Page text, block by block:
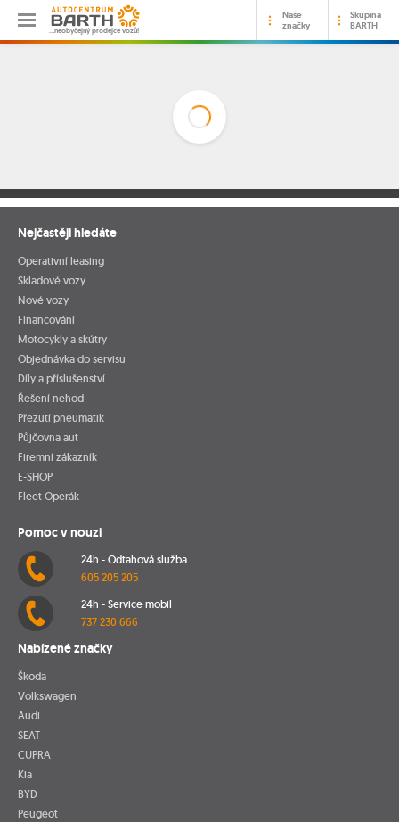
…neobyčejný prodejce vozů!
Naše
značky
Skupina
BARTH
Nejčastěji hledáte
Operativní leasing
Skladové vozy
Nové vozy
Financování
Motocykly a skútry
Objednávka do servisu
Díly a příslušenství
Řešení nehod
Přezutí pneumatik
Půjčovna aut
Firemní zákazník
E-SHOP
Fleet Operák
Pomoc v nouzi
24h - Odtahová služba
605 205 205
24h - Service mobil
737 230 666
Nabízené značky
Škoda
Volkswagen
Audi
SEAT
CUPRA
Kia
BYD
Peugeot